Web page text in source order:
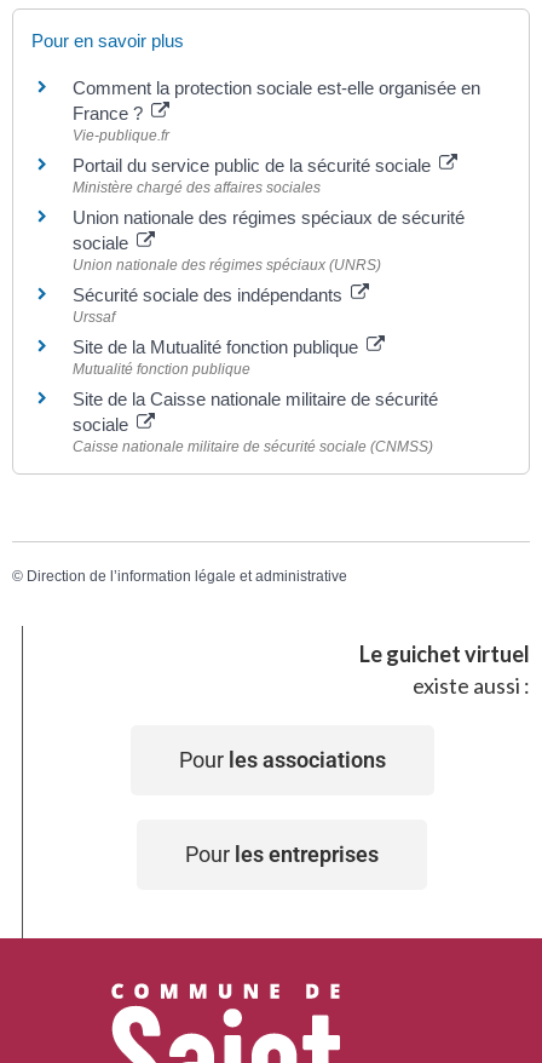
Pour en savoir plus
Comment la protection sociale est-elle organisée en
France ?
Vie-publique.fr
Portail du service public de la sécurité sociale
Ministère chargé des affaires sociales
Union nationale des régimes spéciaux de sécurité
sociale
Union nationale des régimes spéciaux (UNRS)
Sécurité sociale des indépendants
Urssaf
Site de la Mutualité fonction publique
Mutualité fonction publique
Site de la Caisse nationale militaire de sécurité
sociale
Caisse nationale militaire de sécurité sociale (CNMSS)
© Direction de l’information légale et administrative
Le guichet virtuel
existe aussi :
Pour les associations
Pour les entreprises